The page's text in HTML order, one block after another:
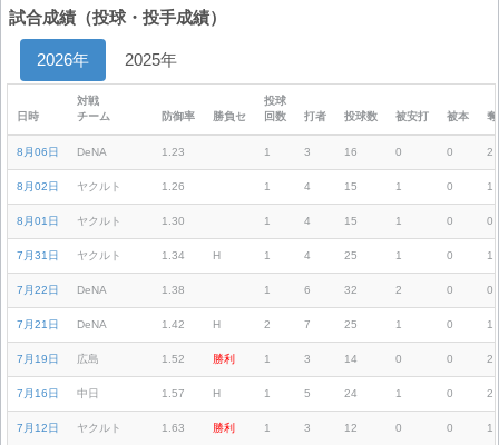
試合成績（投球・投手成績）
2026年 2025年
日時
対戦
チーム
防御率 勝負セ
投球
回数
打者 投球数 被安打 被本
8月06日 DeNA 1.23 1 3 16 0 0 2
8月02日 ヤクルト 1.26 1 4 15 1 0 1
8月01日 ヤクルト 1.30 1 4 15 1 0 0
7月31日 ヤクルト 1.34 H 1 4 25 1 0 1
7月22日 DeNA 1.38 1 6 32 2 0 0
7月21日 DeNA 1.42 H 2 7 25 1 0 1
7月19日 広島 1.52 勝利 1 3 14 0 0 2
7月16日 中日 1.57 H 1 5 24 1 0 2
7月12日 ヤクルト 1.63 勝利 1 3 12 0 0 1